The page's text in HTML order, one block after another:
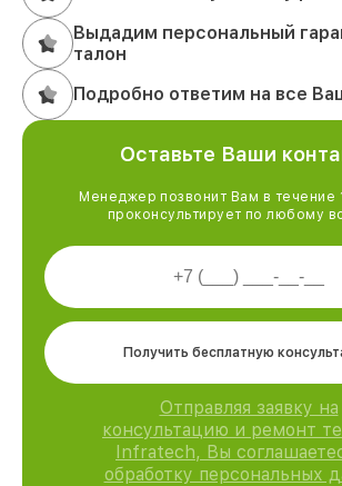
Выдадим персональный
талон
Подробно ответим на все
Оставьте Ваши
Менеджер позвонит Вам в течение
проконсультирует по любому
Получить бесплатную
Отправляя заявку на
консультацию и ремонт
Infratech, Вы
обработку персональных